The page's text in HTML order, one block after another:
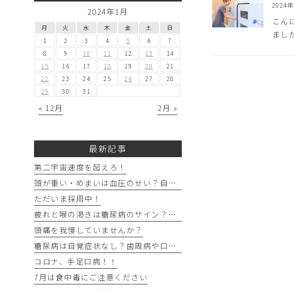
2024
こん
まし
2024年1月
月 火 水 木 金 土 日
1 2 3 4 5 6
7
8
9 10 11 12 13
14
15
16 17 18 19 20
21
22
23 24 25 26 27
28
29
30 31
« 12月 2月 »
最新記事
第二宇宙速度を超えろ！
頭が重い・めまいは血圧のせい？自宅でできる確認法と受診目安
ただいま採用中！
疲れと喉の渇きは糖尿病のサイン？忙しい40代の受診目安
頭痛を我慢していませんか？
糖尿病は自覚症状なし？歯周病や口の渇きなど初期サイン5つと数値
コロナ、手足口病！！
7月は食中毒にご注意ください